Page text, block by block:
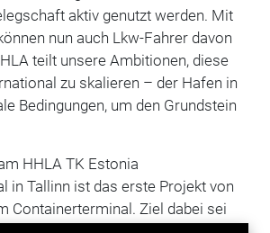
aktiv genutzt werden. Mit
nun auch Lkw-Fahrer davon
teilt unsere Ambitionen, diese
zu skalieren – der Hafen in
Bedingungen, um den Grundstein
HHLA TK Estonia
in Tallinn ist das erste Projekt von
Containerterminal. Ziel dabei sei